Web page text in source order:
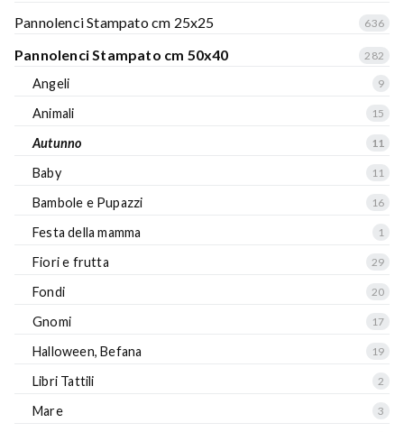
Pannolenci Stampato cm 25x25 636
Pannolenci Stampato cm 50x40 282
Angeli 9
Animali 15
Autunno 11
Baby 11
Bambole e Pupazzi 16
Festa della mamma 1
Fiori e frutta 29
Fondi 20
Gnomi 17
Halloween, Befana 19
Libri Tattili 2
Mare 3